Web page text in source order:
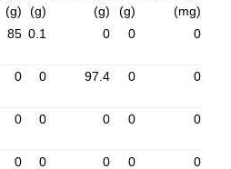
(g)
(g)
(g)
(g)
(mg)
85 0.1 0 0 0
0 0 97.4 0 0
0 0 0 0 0
0 0 0 0 0